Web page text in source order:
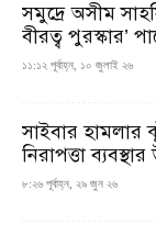
সমুদ্রে অসীম
বীরত্ব পুরস্কার’
১১:১২ পূর্বাহ্ন, ১০ জুলাই ২৬
সাইবার হামলার
নিরাপত্তা
৮:২৬ পূর্বাহ্ন, ২৯ জুন ২৬